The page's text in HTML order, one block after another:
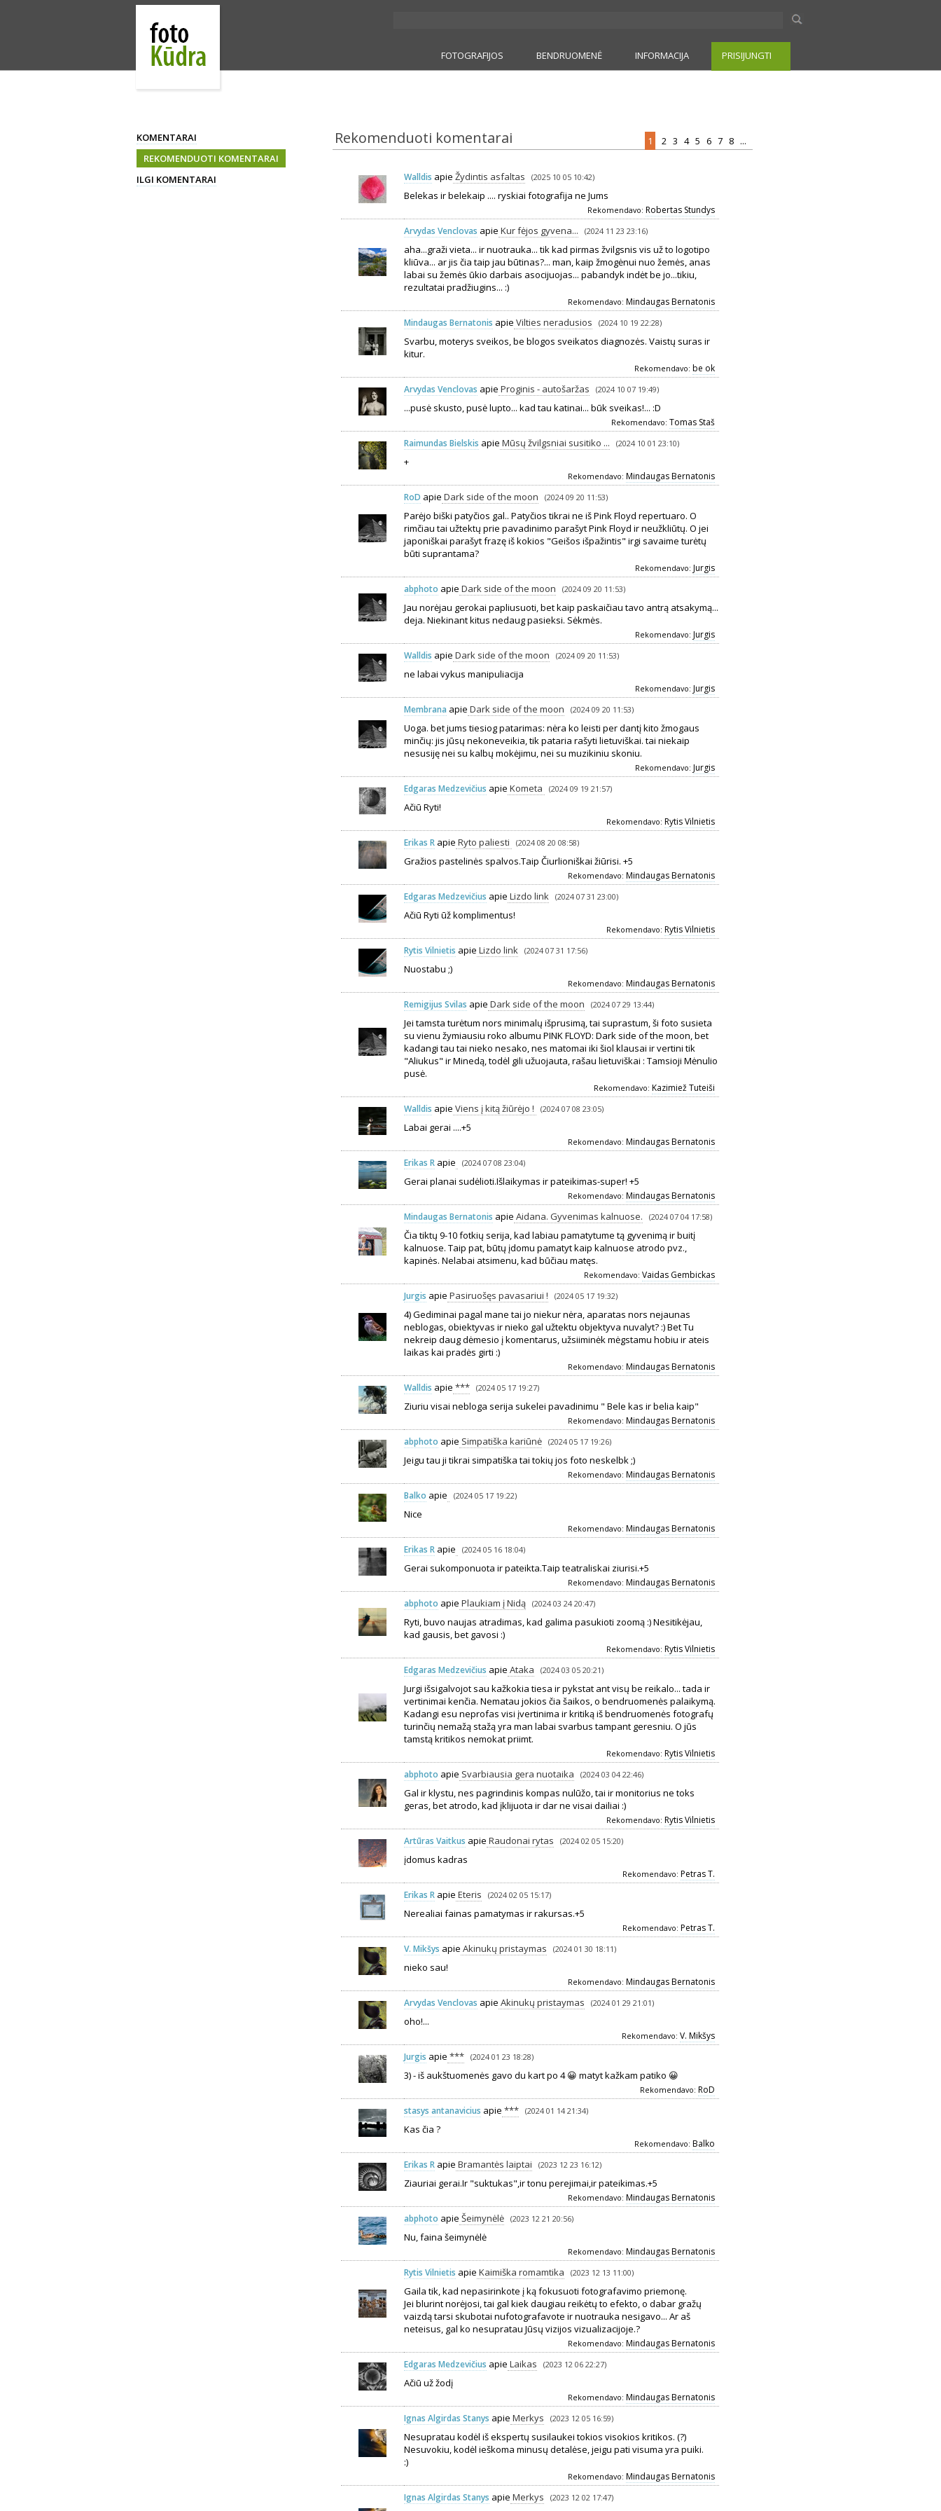
FOTOGRAFIJOS BENDRUOMENĖ INFORMACIJA PRISIJUNGTI
KOMENTARAI
REKOMENDUOTI KOMENTARAI
ILGI KOMENTARAI
Rekomenduoti komentarai 1 2 3 4 5 6 7 8 ...
Walldis apie Žydintis asfaltas (2025 10 05 10:42)
Belekas ir belekaip .... ryskiai fotografija ne Jums
Rekomendavo: Robertas Stundys
Arvydas Venclovas apie Kur fėjos gyvena... (2024 11 23 23:16)
aha...graži vieta... ir nuotrauka... tik kad pirmas žvilgsnis vis už to logotipo
kliūva... ar jis čia taip jau būtinas?... man, kaip žmogėnui nuo žemės, anas
labai su žemės ūkio darbais asocijuojas... pabandyk indėt be jo...tikiu,
rezultatai pradžiugins... :)
Rekomendavo: Mindaugas Bernatonis
Mindaugas Bernatonis apie Vilties neradusios (2024 10 19 22:28)
Svarbu, moterys sveikos, be blogos sveikatos diagnozės. Vaistų suras ir
kitur.
Rekomendavo: be ok
Arvydas Venclovas apie Proginis - autošaržas (2024 10 07 19:49)
...pusė skusto, pusė lupto... kad tau katinai... būk sveikas!... :D
Rekomendavo: Tomas Staš
Raimundas Bielskis apie Mūsų žvilgsniai susitiko ... (2024 10 01 23:10)
+
Rekomendavo: Mindaugas Bernatonis
RoD apie Dark side of the moon (2024 09 20 11:53)
Parėjo biški patyčios gal.. Patyčios tikrai ne iš Pink Floyd repertuaro. O
rimčiau tai užtektų prie pavadinimo parašyt Pink Floyd ir neužkliūtų. O jei
japoniškai parašyt frazę iš kokios "Geišos išpažintis" irgi savaime turėtų
būti suprantama?
Rekomendavo: Jurgis
abphoto apie Dark side of the moon (2024 09 20 11:53)
Jau norėjau gerokai papliusuoti, bet kaip paskaičiau tavo antrą atsakymą...
deja. Niekinant kitus nedaug pasieksi. Sėkmės.
Rekomendavo: Jurgis
Walldis apie Dark side of the moon (2024 09 20 11:53)
ne labai vykus manipuliacija
Rekomendavo: Jurgis
Membrana apie Dark side of the moon (2024 09 20 11:53)
Uoga. bet jums tiesiog patarimas: nėra ko leisti per dantį kito žmogaus
minčių: jis jūsų nekoneveikia, tik pataria rašyti lietuviškai. tai niekaip
nesusiję nei su kalbų mokėjimu, nei su muzikiniu skoniu.
Rekomendavo: Jurgis
Edgaras Medzevičius apie Kometa (2024 09 19 21:57)
Ačiū Ryti!
Rekomendavo: Rytis Vilnietis
Erikas R apie Ryto paliesti (2024 08 20 08:58)
Gražios pastelinės spalvos.Taip Čiurlioniškai žiūrisi. +5
Rekomendavo: Mindaugas Bernatonis
Edgaras Medzevičius apie Lizdo link (2024 07 31 23:00)
Ačiū Ryti ūž komplimentus!
Rekomendavo: Rytis Vilnietis
Rytis Vilnietis apie Lizdo link (2024 07 31 17:56)
Nuostabu ;)
Rekomendavo: Mindaugas Bernatonis
Remigijus Svilas apie Dark side of the moon (2024 07 29 13:44)
Jei tamsta turėtum nors minimalų išprusimą, tai suprastum, ši foto susieta
su vienu žymiausiu roko albumu PINK FLOYD: Dark side of the moon, bet
kadangi tau tai nieko nesako, nes matomai iki šiol klausai ir vertini tik
"Aliukus" ir Minedą, todėl gili užuojauta, rašau lietuviškai : Tamsioji Mėnulio
pusė.
Rekomendavo: Kazimiež Tuteiši
Walldis apie Viens į kitą žiūrėjo ! (2024 07 08 23:05)
Labai gerai ....+5
Rekomendavo: Mindaugas Bernatonis
Erikas R apie (2024 07 08 23:04)
Gerai planai sudėlioti.Išlaikymas ir pateikimas-super! +5
Rekomendavo: Mindaugas Bernatonis
Mindaugas Bernatonis apie Aidana. Gyvenimas kalnuose. (2024 07 04 17:58)
Čia tiktų 9-10 fotkių serija, kad labiau pamatytume tą gyvenimą ir buitį
kalnuose. Taip pat, būtų įdomu pamatyt kaip kalnuose atrodo pvz.,
kapinės. Nelabai atsimenu, kad būčiau matęs.
Rekomendavo: Vaidas Gembickas
Jurgis apie Pasiruošęs pavasariui ! (2024 05 17 19:32)
4) Gediminai pagal mane tai jo niekur nėra, aparatas nors nejaunas
neblogas, obiektyvas ir nieko gal užtektu objektyva nuvalyt? :) Bet Tu
nekreip daug dėmesio į komentarus, užsiiminėk mėgstamu hobiu ir ateis
laikas kai pradės girti :)
Rekomendavo: Mindaugas Bernatonis
Walldis apie *** (2024 05 17 19:27)
Ziuriu visai nebloga serija sukelei pavadinimu " Bele kas ir belia kaip"
Rekomendavo: Mindaugas Bernatonis
abphoto apie Simpatiška kariūnė (2024 05 17 19:26)
Jeigu tau ji tikrai simpatiška tai tokių jos foto neskelbk ;)
Rekomendavo: Mindaugas Bernatonis
Balko apie (2024 05 17 19:22)
Nice
Rekomendavo: Mindaugas Bernatonis
Erikas R apie (2024 05 16 18:04)
Gerai sukomponuota ir pateikta.Taip teatraliskai ziurisi.+5
Rekomendavo: Mindaugas Bernatonis
abphoto apie Plaukiam į Nidą (2024 03 24 20:47)
Ryti, buvo naujas atradimas, kad galima pasukioti zoomą :) Nesitikėjau,
kad gausis, bet gavosi :)
Rekomendavo: Rytis Vilnietis
Edgaras Medzevičius apie Ataka (2024 03 05 20:21)
Jurgi išsigalvojot sau kažkokia tiesa ir pykstat ant visų be reikalo... tada ir
vertinimai kenčia. Nematau jokios čia šaikos, o bendruomenės palaikymą.
Kadangi esu neprofas visi įvertinima ir kritiką iš bendruomenės fotografų
turinčių nemažą stažą yra man labai svarbus tampant geresniu. O jūs
tamstą kritikos nemokat priimt.
Rekomendavo: Rytis Vilnietis
abphoto apie Svarbiausia gera nuotaika (2024 03 04 22:46)
Gal ir klystu, nes pagrindinis kompas nulūžo, tai ir monitorius ne toks
geras, bet atrodo, kad įklijuota ir dar ne visai dailiai :)
Rekomendavo: Rytis Vilnietis
Artūras Vaitkus apie Raudonai rytas (2024 02 05 15:20)
įdomus kadras
Rekomendavo: Petras T.
Erikas R apie Eteris (2024 02 05 15:17)
Nerealiai fainas pamatymas ir rakursas.+5
Rekomendavo: Petras T.
V. Mikšys apie Akinukų pristaymas (2024 01 30 18:11)
nieko sau!
Rekomendavo: Mindaugas Bernatonis
Arvydas Venclovas apie Akinukų pristaymas (2024 01 29 21:01)
oho!...
Rekomendavo: V. Mikšys
Jurgis apie *** (2024 01 23 18:28)
3) - iš aukštuomenės gavo du kart po 4 😀 matyt kažkam patiko 😀
Rekomendavo: RoD
stasys antanavicius apie *** (2024 01 14 21:34)
Kas čia ?
Rekomendavo: Balko
Erikas R apie Bramantės laiptai (2023 12 23 16:12)
Ziauriai gerai.Ir "suktukas",ir tonu perejimai,ir pateikimas.+5
Rekomendavo: Mindaugas Bernatonis
abphoto apie Šeimynėlė (2023 12 21 20:56)
Nu, faina šeimynėlė
Rekomendavo: Mindaugas Bernatonis
Rytis Vilnietis apie Kaimiška romamtika (2023 12 13 11:00)
Gaila tik, kad nepasirinkote į ką fokusuoti fotografavimo priemonę.
Jei blurint norėjosi, tai gal kiek daugiau reikėtų to efekto, o dabar gražų
vaizdą tarsi skubotai nufotografavote ir nuotrauka nesigavo... Ar aš
neteisus, gal ko nesupratau Jūsų vizijos vizualizacijoje.?
Rekomendavo: Mindaugas Bernatonis
Edgaras Medzevičius apie Laikas (2023 12 06 22:27)
Ačiū už žodį
Rekomendavo: Mindaugas Bernatonis
Ignas Algirdas Stanys apie Merkys (2023 12 05 16:59)
Nesupratau kodėl iš ekspertų susilaukei tokios visokios kritikos. (?)
Nesuvokiu, kodėl ieškoma minusų detalėse, jeigu pati visuma yra puiki.
:)
Rekomendavo: Mindaugas Bernatonis
Ignas Algirdas Stanys apie Merkys (2023 12 02 17:47)